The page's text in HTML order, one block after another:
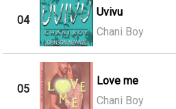
04
Uvivu
Chani Boy
05
Love me
Chani Boy